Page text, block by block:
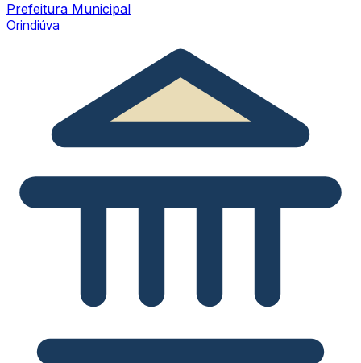
Prefeitura Municipal
Orindiúva